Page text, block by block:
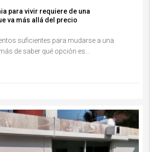
para vivir requiere de una
va más allá del precio
suficientes para mudarse a una
de saber qué opción es...